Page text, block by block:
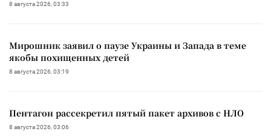
8 августа 2026, 03:33
Мирошник заявил о паузе Украины и Запада в теме
якобы похищенных детей
8 августа 2026, 03:19
Пентагон рассекретил пятый пакет архивов с НЛО
8 августа 2026, 03:06